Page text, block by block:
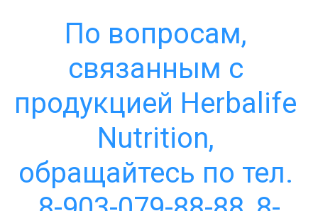
По вопросам,
связанным с
продукцией Herbalife
Nutrition,
обращайтесь по тел.